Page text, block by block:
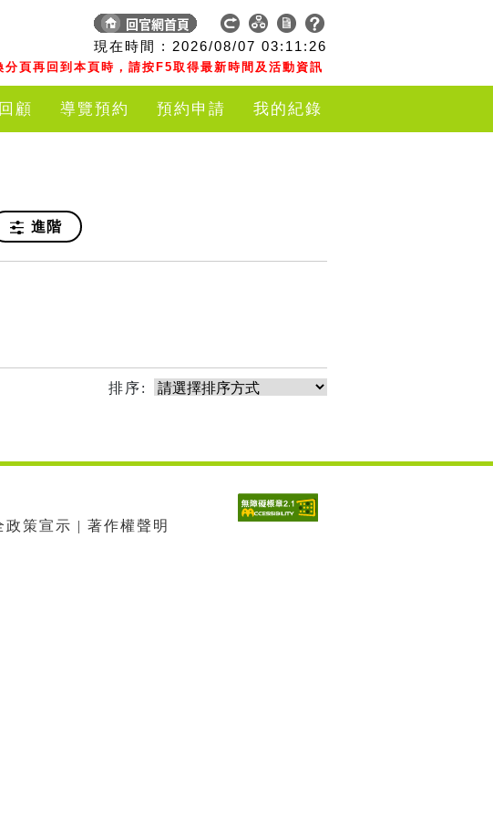
現在時間 : 2026/08/07 03:11:26
分頁再回到本頁時，請按F5取得最新時間及活動資訊
顧 導覽預約 預約申請 我的紀錄
進階
排序:
策宣示 | 著作權聲明